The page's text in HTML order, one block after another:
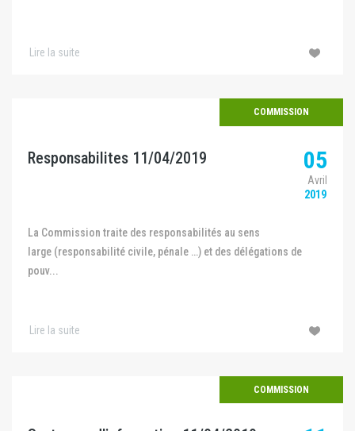
Lire la suite
COMMISSION
Responsabilites 11/04/2019 05
Avril
2019
La Commission traite des responsabilités au sens
large (responsabilité civile, pénale …) et des délégations de
pouv...
Lire la suite
COMMISSION